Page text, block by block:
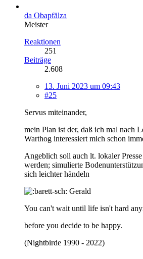
da Obapfälza
Meister
Reaktionen
251
Beiträge
2.608
13. Juni 2023 um 09:43
#25
Servus miteinander,
mein Plan ist der, daß ich mal nach
Warthog interessiert mich schon
Angeblich soll auch lt. lokaler
werden; simulierte
sich leichter händeln
Gerald
You can't wait until life isn't hard
before you decide to be happy.
(Nightbirde 1990 - 2022)